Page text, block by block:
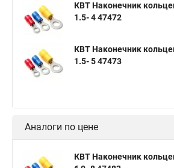
КВТ Наконечник
1.5- 4 47472
КВТ Наконечник
1.5- 5 47473
Аналоги по цене
КВТ Наконечник